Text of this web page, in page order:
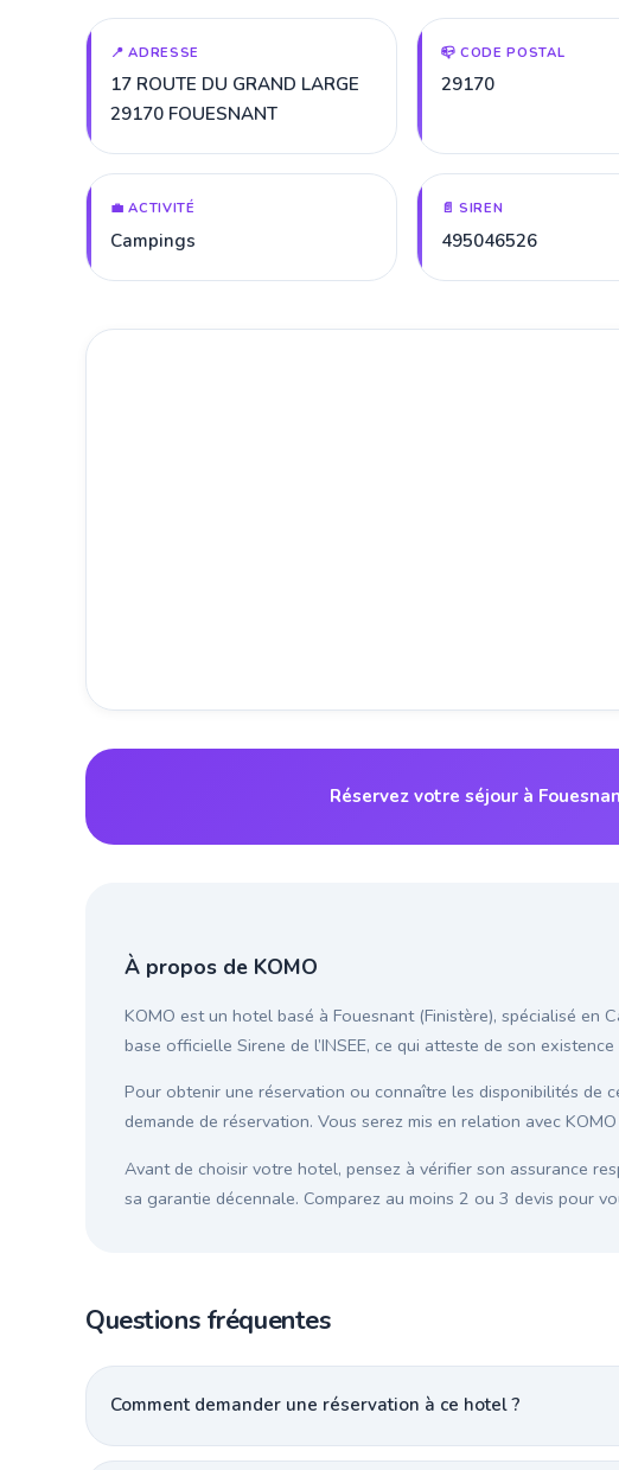
📍 ADRESSE
17 ROUTE DU GRAND LARGE
29170 FOUESNANT
📪 CODE POSTAL
29170
💼 ACTIVITÉ
Campings
📄 SIREN
495046526
Réservez votre séjour à
À propos de KOMO
KOMO est un hotel basé à Fouesnant (Finistère), spécialisé en
base officielle Sirene de l’INSEE, ce qui atteste de son
Pour obtenir une réservation ou connaître les disponibilités de
demande de réservation. Vous serez mis en relation avec
Avant de choisir votre hotel, pensez à vérifier son assurance
sa garantie décennale. Comparez au moins 2 ou 3 devis pour
Questions fréquentes
Comment demander une réservation à ce hotel ?